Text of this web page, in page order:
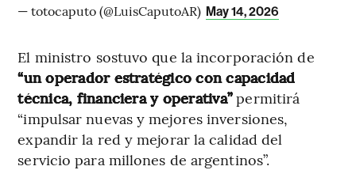
— totocaputo (@LuisCaputoAR) May 14, 2026
El ministro sostuvo que la incorporación de
“un operador estratégico con capacidad
técnica, financiera y operativa”permitirá
“impulsar nuevas y mejores inversiones,
expandir la red y mejorar la calidad del
servicio para millones de argentinos”.